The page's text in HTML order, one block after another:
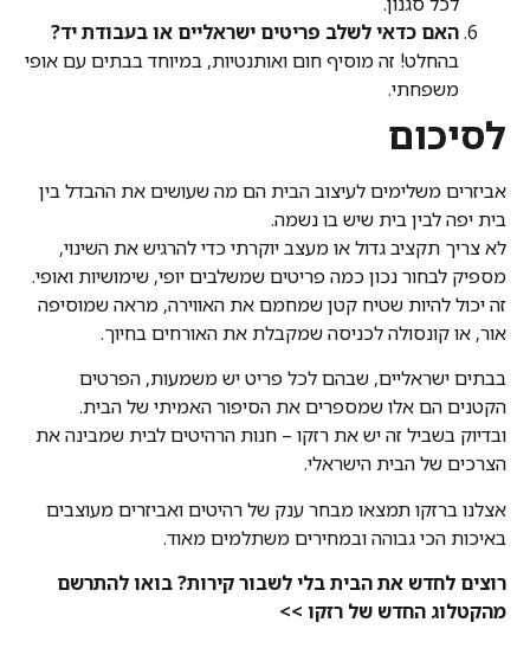
האם כדאי לשלב פריטים ישראליים או בעבודת יד?
בהחלט! זה מוסיף חום ואותנטיות, במיוחד בבתים עם אופי
משפחתי.
לסיכום
אביזרים משלימים לעיצוב הבית הם מה שעושים את ההבדל בין
בית יפה לבין בית שיש בו נשמה.
לא צריך תקציב גדול או מעצב יוקרתי כדי להרגיש את השינוי,
מספיק לבחור נכון כמה פריטים שמשלבים יופי, שימושיות ואופי.
זה יכול להיות שטיח קטן שמחמם את האווירה, מראה שמוסיפה
אור, או קונסולה לכניסה שמקבלת את האורחים בחיוך.
בבתים ישראליים, שבהם לכל פריט יש משמעות, הפרטים
הקטנים הם אלו שמספרים את הסיפור האמיתי של הבית.
ובדיוק בשביל זה יש את רזקו – חנות הרהיטים לבית שמבינה את
הצרכים של הבית הישראלי.
אצלנו ברזקו תמצאו מבחר ענק של רהיטים ואביזרים מעוצבים
באיכות הכי גבוהה ובמחירים משתלמים מאוד.
רוצים לחדש את הבית בלי לשבור קירות? בואו להתרשם
מהקטלוג החדש של רזקו >>